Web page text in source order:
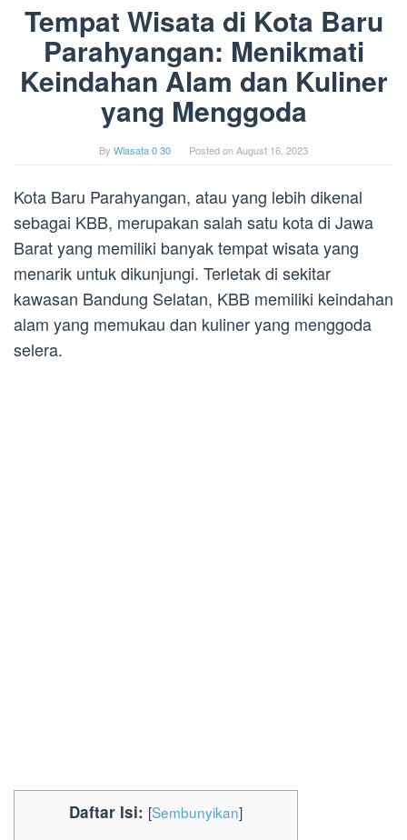
Tempat Wisata di Kota Baru
Parahyangan: Menikmati
Keindahan Alam dan Kuliner
yang Menggoda
By Wiasata 0 30 Posted onAugust 16, 2023
Kota Baru Parahyangan, atau yang lebih dikenal
sebagai KBB, merupakan salah satu kota di Jawa
Barat yang memiliki banyak tempat wisata yang
menarik untuk dikunjungi. Terletak di sekitar
kawasan Bandung Selatan, KBB memiliki keindahan
alam yang memukau dan kuliner yang menggoda
selera.
Daftar Isi: [Sembunyikan]